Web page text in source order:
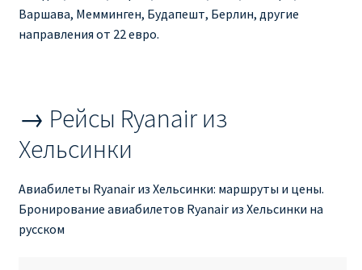
Ryanair изменить дату
Варшава, Мемминген, Будапешт, Берлин, другие
направления от 22 евро.
→ Рейсы Ryanair из
Хельсинки
Авиабилеты Ryanair из Хельсинки: маршруты и цены.
Бронирование авиабилетов Ryanair из Хельсинки на
русском